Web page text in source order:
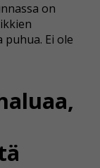
on
Ei ole